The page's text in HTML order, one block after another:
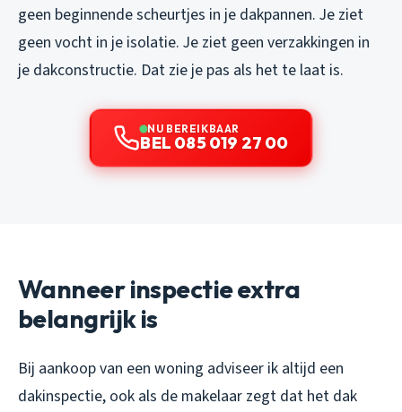
geen beginnende scheurtjes in je dakpannen. Je ziet
geen vocht in je isolatie. Je ziet geen verzakkingen in
je dakconstructie. Dat zie je pas als het te laat is.
NU BEREIKBAAR
BEL 085 019 27 00
Wanneer inspectie extra
belangrijk is
Bij aankoop van een woning adviseer ik altijd een
dakinspectie, ook als de makelaar zegt dat het dak